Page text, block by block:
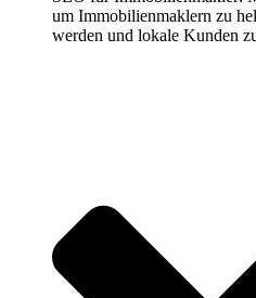
um Immobilienmaklern zu
werden und lokale Kunden